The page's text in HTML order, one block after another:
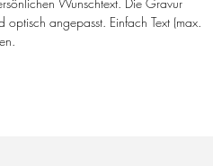
angepasst. Einfach Text (max.